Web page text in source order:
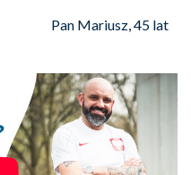
Pan Mariusz, 45 lat